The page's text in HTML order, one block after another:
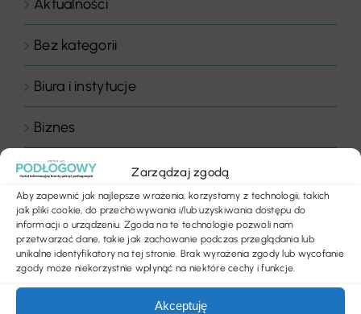
Zarządzaj zgodą
Aby zapewnić jak najlepsze wrażenia, korzystamy z technologii, takich
jak pliki cookie, do przechowywania i/lub uzyskiwania dostępu do
informacji o urządzeniu. Zgoda na te technologie pozwoli nam
przetwarzać dane, takie jak zachowanie podczas przeglądania lub
unikalne identyfikatory na tej stronie. Brak wyrażenia zgody lub wycofanie
zgody może niekorzystnie wpłynąć na niektóre cechy i funkcje.
Akceptuję
Aktualności
Bez kategorii
Biura i instytucje
Biznes
Chemia budowlana
Floor Expert Arbiton
Gastronomia
Hotele & wellness